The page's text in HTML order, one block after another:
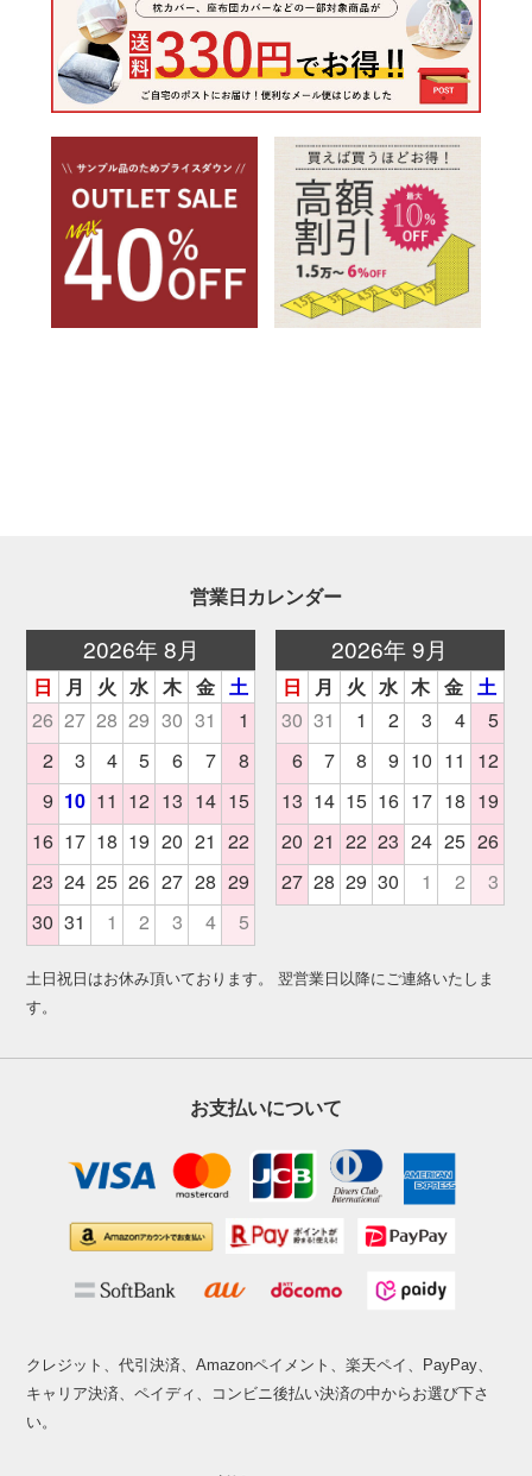
営業日カレンダー
土日祝日はお休み頂いております。 翌営業日以降にご連絡いたしま
す。
お支払いについて
クレジット、代引決済、Amazonペイメント、楽天ペイ、PayPay、
キャリア決済、ペイディ、コンビニ後払い決済の中からお選び下さ
い。